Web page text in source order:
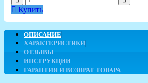
Купить
ОПИСАНИЕ
ХАРАКТЕРИСТИКИ
ОТЗЫВЫ
ИНСТРУКЦИИ
ГАРАНТИЯ И ВОЗВРАТ ТОВАРА